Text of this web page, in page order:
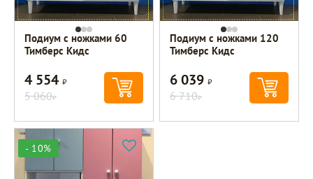
Подиум с ножками 60
Тимберс Кидс
4 554Р
5 060Р
Подиум с ножками 120
Тимберс Кидс
6 039Р
6 710Р
- 10%